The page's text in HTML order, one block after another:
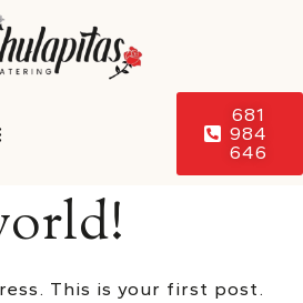
681
984
646
This is your first post.